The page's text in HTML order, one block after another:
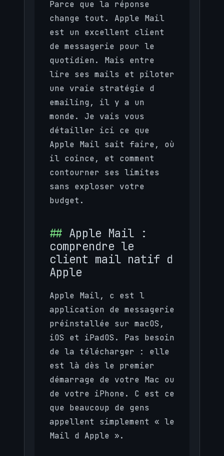
Parce que la réponse
change tout. Apple Mail
est un excellent client
de messagerie pour le
quotidien. Mais entre
lire ses mails et piloter
une vraie stratégie d
emailing, il y a un
monde. Je vais vous
détailler ici ce que
Apple Mail sait faire, où
il coince, et comment
contourner ses limites
sans exploser votre
budget.
Apple Mail :
comprendre le
client mail natif d
Apple
Apple Mail, c est l
application de messagerie
préinstallée sur macOS,
iOS et iPadOS. Pas besoin
de la télécharger : elle
est là dès le premier
démarrage de votre Mac ou
de votre iPhone. C est ce
que beaucoup de gens
appellent simplement « le
Mail d Apple ».